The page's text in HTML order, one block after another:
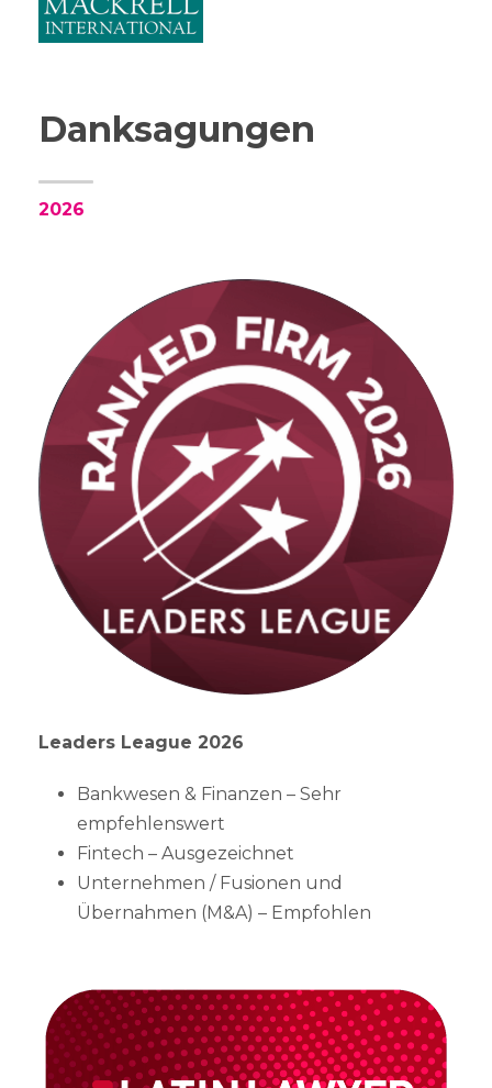
Danksagungen
2026
Leaders League 2026
Bankwesen & Finanzen – Sehr
empfehlenswert
Fintech – Ausgezeichnet
Unternehmen / Fusionen und
Übernahmen (M&A) – Empfohlen